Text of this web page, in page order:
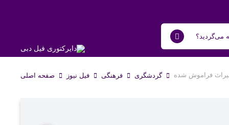
صفحه اصلی فیل نیوز فرهنگی گردشگری فراموش‌ شده